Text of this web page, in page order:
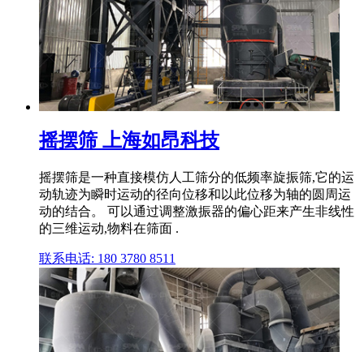
摇摆筛 上海如昂科技
摇摆筛是一种直接模仿人工筛分的低频率旋振筛,它的运
动轨迹为瞬时运动的径向位移和以此位移为轴的圆周运
动的结合。 可以通过调整激振器的偏心距来产生非线性
的三维运动,物料在筛面 .
联系电话: 180 3780 8511